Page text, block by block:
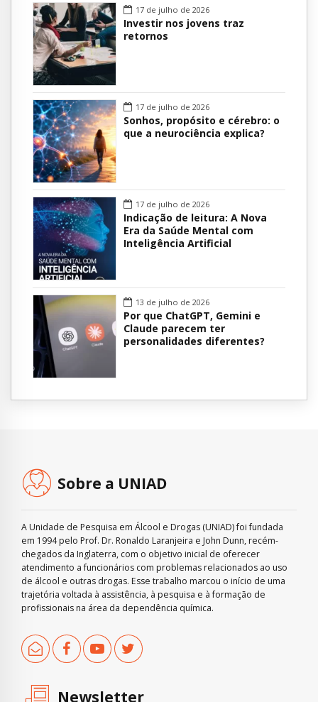
17 de julho de 2026
Investir nos jovens traz
retornos
17 de julho de 2026
Sonhos, propósito e cérebro: o
que a neurociência explica?
17 de julho de 2026
Indicação de leitura: A Nova
Era da Saúde Mental com
Inteligência Artificial
13 de julho de 2026
Por que ChatGPT, Gemini e
Claude parecem ter
personalidades diferentes?
Sobre a UNIAD
A Unidade de Pesquisa em Álcool e Drogas (UNIAD) foi fundada
em 1994 pelo Prof. Dr. Ronaldo Laranjeira e John Dunn, recém-
chegados da Inglaterra, com o objetivo inicial de oferecer
atendimento a funcionários com problemas relacionados ao uso
de álcool e outras drogas. Esse trabalho marcou o início de uma
trajetória voltada à assistência, à pesquisa e à formação de
profissionais na área da dependência química.
Newsletter